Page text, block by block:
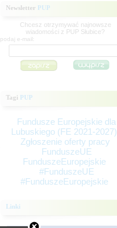
Newsletter PUP
Chcesz otrzymywać najnowsze
wiadomości z PUP Słubice?
podaj e-mail:
Tagi PUP
Fundusze Europejskie dla
Lubuskiego (FE 2021-2027)
Zgłoszenie oferty pracy
FunduszeUE
FunduszeEuropejskie
#FunduszeUE
#FunduszeEuropejskie
Linki